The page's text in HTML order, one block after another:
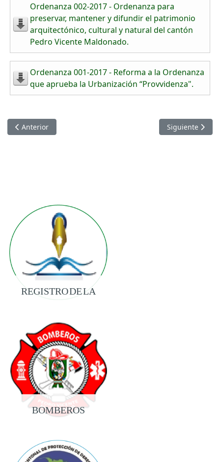
Ordenanza 002-2017 - Ordenanza para
preservar, mantener y difundir el patrimonio
arquitectónico, cultural y natural del cantón
Pedro Vicente Maldonado.
Ordenanza 001-2017 - Reforma a la Ordenanza
que aprueba la Urbanización “Provvidenza".
Artículo anterior: Ordenanzas aprobadas el año 2018
Anterior Artículo
Siguiente
REGISTRO DE LA
BOMBEROS